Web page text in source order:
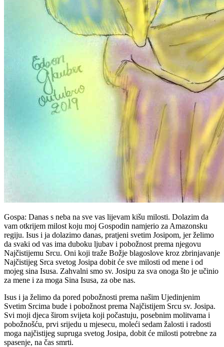
Gospa: Danas s neba na sve vas lijevam kišu milosti. Dolazim da
vam otkrijem milost koju moj Gospodin namjerio za Amazonsku
regiju. Isus i ja dolazimo danas, pratjeni svetim Josipom, jer želimo
da svaki od vas ima duboku ljubav i pobožnost prema njegovu
Najčistijemu Srcu. Oni koji traže Božje blagoslove kroz zbrinjavanje
Najčistijeg Srca svetog Josipa dobit će sve milosti od mene i od
mojeg sina Isusa. Zahvalni smo sv. Josipu za sva onoga što je učinio
za mene i za moga Sina Isusa, za obe nas.
Isus i ja želimo da pored pobožnosti prema našim Ujedinjenim
Svetim Srcima bude i pobožnost prema Najčistijem Srcu sv. Josipa.
Svi moji djeca širom svijeta koji počastuju, posebnim molitvama i
pobožnošću, prvi srijedu u mjesecu, moleći sedam žalosti i radosti
moga najčistijeg supruga svetog Josipa, dobit će milosti potrebne za
spasenje, na čas smrti.